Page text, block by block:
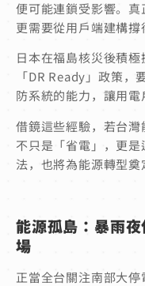
便可能連鎖受影響。真
更需要從用戶端建構撐
日本在福島核災後積
「DR Ready」政策
防系統的能力，讓用電
借鏡這些經驗，若台灣
不只是「省電」，更
法，也將為能源轉型奠
能源孤島：暴雨
場
正當全台關注南部大